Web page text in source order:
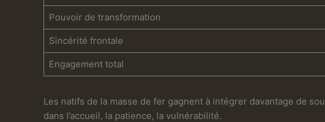
Pouvoir de transformation
Sincérité frontale
Engagement total
Les natifs de la masse de fer gagnent à intégrer davantage de
dans l’accueil, la patience, la vulnérabilité.